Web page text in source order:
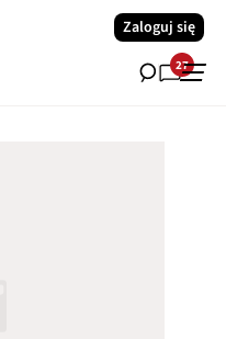
Zaloguj się
27